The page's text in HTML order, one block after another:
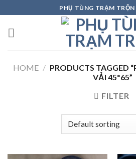
to
content
PHỤ TÙNG TRẠM TRỘN
HOME / PRODUCTS TAGGED
VẢI 45*65”
FILTER